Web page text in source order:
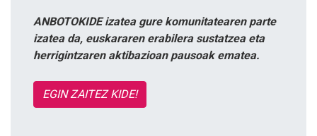
ANBOTOKIDE izatea gure komunitatearen parte
izatea da, euskararen erabilera sustatzea eta
herrigintzaren aktibazioan pausoak ematea.
EGIN ZAITEZ KIDE!